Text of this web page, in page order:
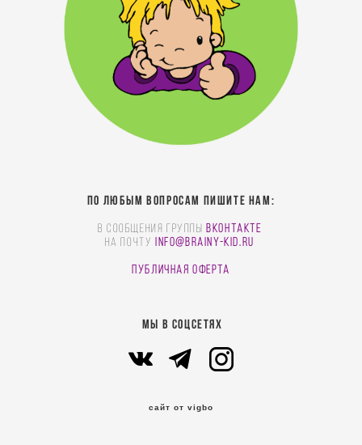
По любым вопросам пишите нам:
В сообщения группы Вконтакте
На почту
info@brainy-kid.ru
Публичная оферта
МЫ В СОЦСЕТЯХ
сайт от vigbo